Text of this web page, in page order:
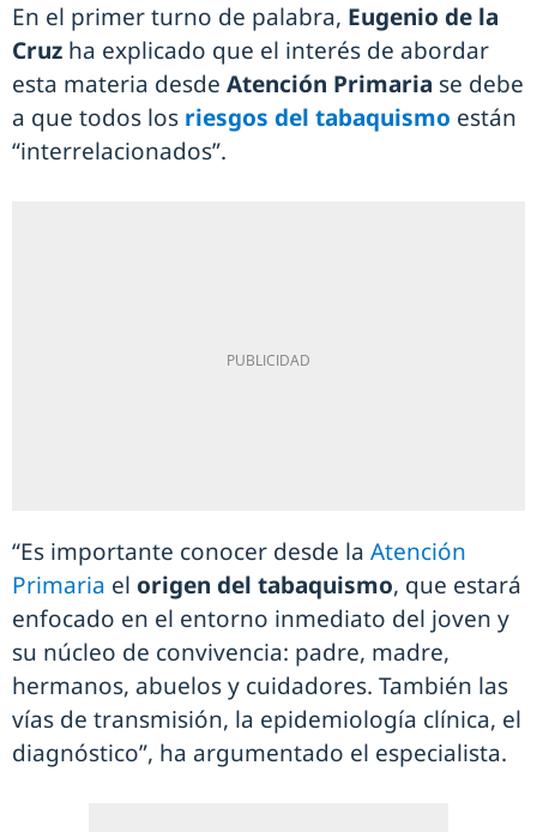
En el primer turno de palabra, Eugenio de la
Cruz ha explicado que el interés de abordar
esta materia desde Atención Primaria se debe
a que todos los riesgos del tabaquismo están
“interrelacionados”.
“Es importante conocer desde la Atención
Primaria el origen del tabaquismo, que estará
enfocado en el entorno inmediato del joven y
su núcleo de convivencia: padre, madre,
hermanos, abuelos y cuidadores. También las
vías de transmisión, la epidemiología clínica, el
diagnóstico”, ha argumentado el especialista.